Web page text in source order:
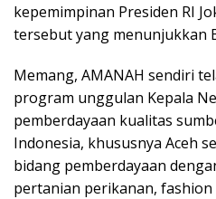
kepemimpinan Presiden RI
tersebut yang menunjukkan
Memang, AMANAH sendiri
program unggulan Kepala
pemberdayaan kualitas
Indonesia, khususnya Aceh
bidang pemberdayaan
pertanian perikanan,